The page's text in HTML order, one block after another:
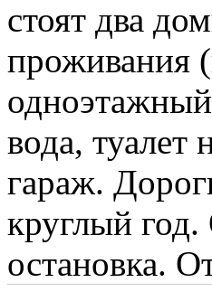
стоят два
проживания
вода, туалет
гараж.
круглый
остановка.